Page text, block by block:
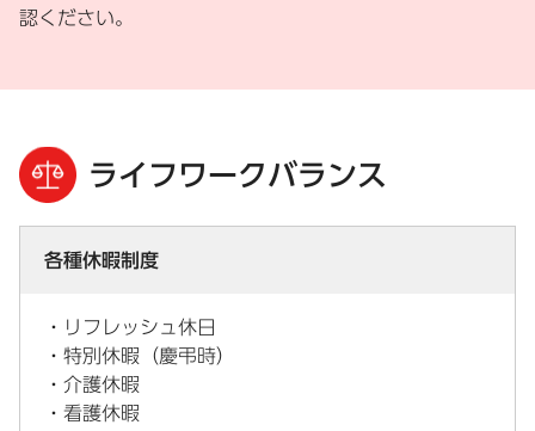
認ください。
ライフワークバランス
各種休暇制度
・リフレッシュ休日
・特別休暇（慶弔時）
・介護休暇
・看護休暇